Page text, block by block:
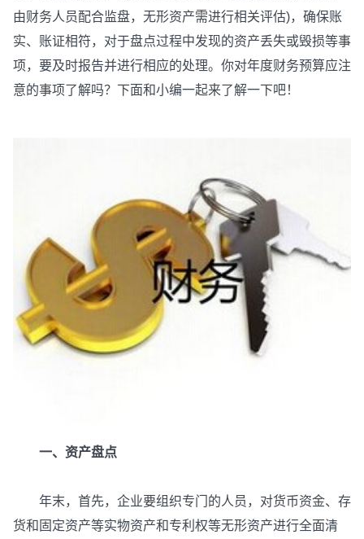
由财务人员配合监盘，无形资产需进行相关评估)，确保账
实、账证相符，对于盘点过程中发现的资产丢失或毁损等事
项，要及时报告并进行相应的处理。你对年度财务预算应注
意的事项了解吗？下面和小编一起来了解一下吧！
一、资产盘点
年末，首先，企业要组织专门的人员，对货币资金、存
货和固定资产等实物资产和专利权等无形资产进行全面清